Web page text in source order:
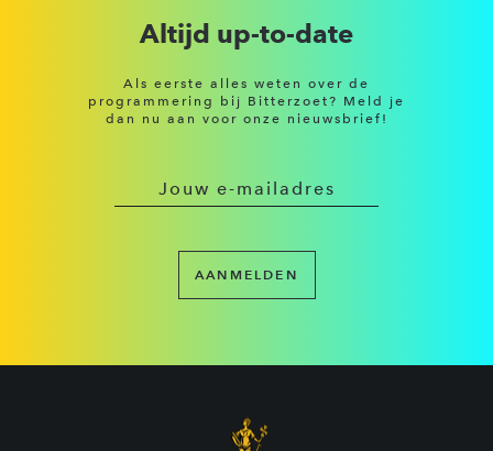
Altijd up-to-date
Als eerste alles weten over de
programmering bij Bitterzoet? Meld je
dan nu aan voor onze nieuwsbrief!
AANMELDEN